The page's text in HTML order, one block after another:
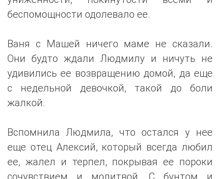
беспомощности одолевало ее.
Ваня с Машей ничего маме не сказали.
Они будто ждали Людмилу и ничуть не
удивились ее возвращению домой, да еще
с недельной девочкой, такой до боли
жалкой.
Вспомнила Людмила, что остался у нее
еще отец Алексий, который всегда любил
ее, жалел и терпел, покрывая ее пороки
сочувствием и молитвой. С бунтом и